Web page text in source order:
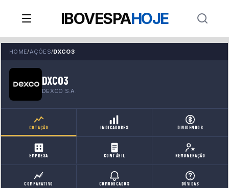
IBOVESPAHOJE
HOME/AÇÕES/DXCO3
DXCO3
DEXCO S.A.
COTAÇÃO INDICADORES DIVIDENDOS
EMPRESA CONTÁBIL REMUNERAÇÃO
COMPARATIVO COMUNICADOS DÚVIDAS